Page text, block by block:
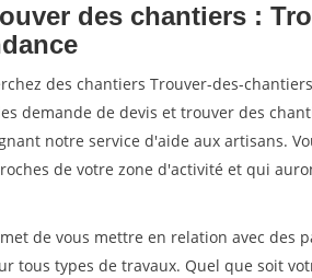
des chantiers :
des chantiers Trouver-des-
demande de devis et trouver des
notre service d'aide aux artisans.
de votre zone d'activité et qui
de vous mettre en relation avec des
tous types de travaux. Quel que soit